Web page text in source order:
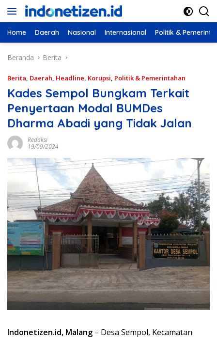
Langsung
Home Daerah Nasional Internasional Politik &
Beranda Berita
Berita, Daerah, Headline, Korupsi, Politik & Pemerintahan
Kades Sempol Bungkam Terkait
Penyertaan Modal BUMDes
Dharma Abadi yang Tidak Jalan
Redaksi
19/09/2024
Indonetizen.id, Malang – Desa Sempol, Kecamatan